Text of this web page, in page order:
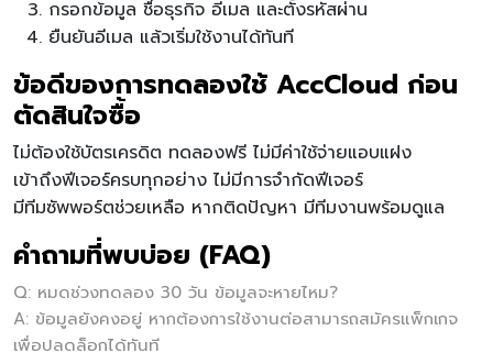
กรอกข้อมูล ชื่อธุรกิจ อีเมล และตั้งรหัสผ่าน
ยืนยันอีเมล แล้วเริ่มใช้งานได้ทันที
ข้อดีของการทดลองใช้ AccCloud ก่อน
ตัดสินใจซื้อ
ไม่ต้องใช้บัตรเครดิต ทดลองฟรี ไม่มีค่าใช้จ่ายแอบแฝง
เข้าถึงฟีเจอร์ครบทุกอย่าง ไม่มีการจำกัดฟีเจอร์
มีทีมซัพพอร์ตช่วยเหลือ หากติดปัญหา มีทีมงานพร้อมดูแล
คำถามที่พบบ่อย (FAQ)
Q: หมดช่วงทดลอง 30 วัน ข้อมูลจะหายไหม?
A: ข้อมูลยังคงอยู่ หากต้องการใช้งานต่อสามารถสมัครแพ็กเกจ
เพื่อปลดล็อกได้ทันที